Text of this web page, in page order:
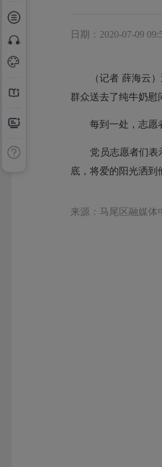
日期：2020-07-09
（记者 薛海云）近
群众送去了纯牛奶慰
每到一处，志愿者
党员志愿者们表示
底，将爱的阳光洒到
来源：马尾区融媒体